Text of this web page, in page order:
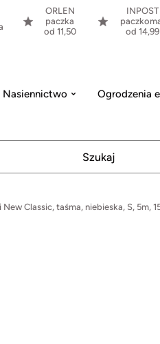
ORLEN
paczka
od 11,50
INPOST
od 14,99
Nasiennictwo Ogrodzenia
Classic, taśma, niebieska, S, 5m,